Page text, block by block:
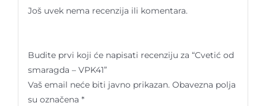
Još uvek nema recenzija ili komentara.
Budite prvi koji će napisati recenziju za “Cvetić od
smaragda – VPK41”
Vaš email neće biti javno prikazan. Obavezna polja
su označena *